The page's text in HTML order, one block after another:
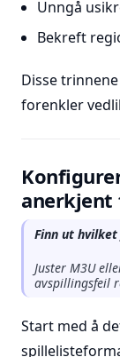
Unngå
Bekreft
Disse
forenkler
anerkjent
Finn ut
Juster M3U
avspillingsfeil
Start med å